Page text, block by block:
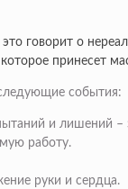
говорит о
принесет
события:
и лишений –
работу.
руки и сердца.